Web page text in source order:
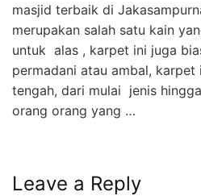
masjid terbaik di
merupakan salah satu kain
untuk alas , karpet ini juga
permadani atau ambal,
tengah, dari mulai jenis
orang orang yang …
Leave a Reply